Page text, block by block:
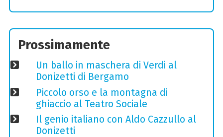
Prossimamente
Un ballo in maschera di Verdi al
Donizetti di Bergamo
Piccolo orso e la montagna di
ghiaccio al Teatro Sociale
Il genio italiano con Aldo Cazzullo al
Donizetti